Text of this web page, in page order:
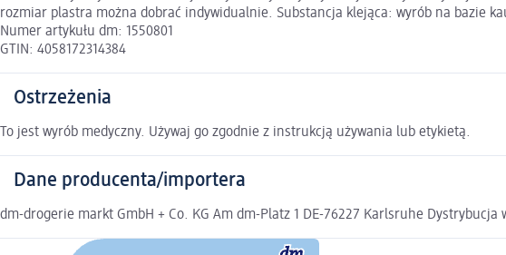
rozmiar plastra można dobrać indywidualnie. Substancja klejąca: wyrób na bazie
Numer artykułu dm: 1550801
GTIN: 4058172314384
Ostrzeżenia
To jest wyrób medyczny. Używaj go zgodnie z instrukcją używania lub etykietą.
Dane producenta/importera
dm-drogerie markt GmbH + Co. KG Am dm-Platz 1 DE-76227 Karlsruhe